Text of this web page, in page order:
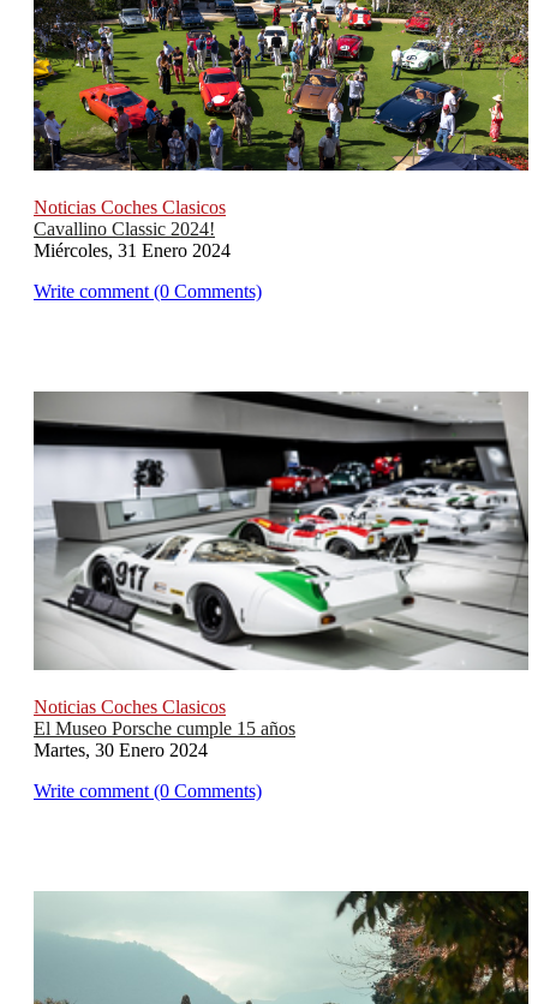
Noticias Coches Clasicos
Cavallino Classic 2024!
Miércoles, 31 Enero 2024
Write comment (0 Comments)
Noticias Coches Clasicos
El Museo Porsche cumple 15 años
Martes, 30 Enero 2024
Write comment (0 Comments)